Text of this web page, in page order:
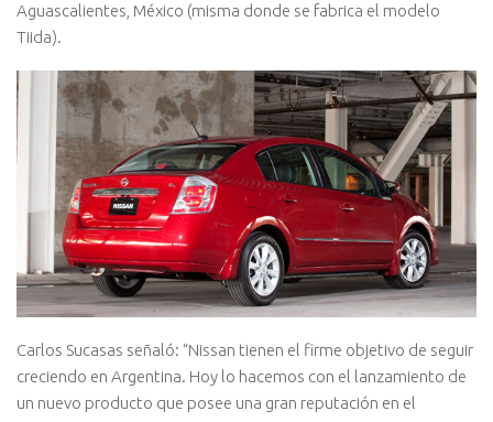
Aguascalientes, México (misma donde se fabrica el modelo
Tiida).
Carlos Sucasas señaló: “Nissan tienen el firme objetivo de seguir
creciendo en Argentina. Hoy lo hacemos con el lanzamiento de
un nuevo producto que posee una gran reputación en el